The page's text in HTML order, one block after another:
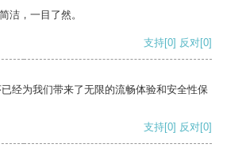
洁，一目了然。
支持[0] 反对[0]
经为我们带来了无限的流畅体验和安全性保
支持[0] 反对[0]